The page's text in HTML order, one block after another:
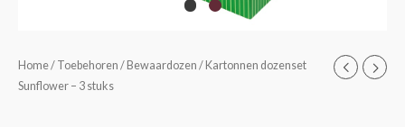
Home/ Toebehoren / Bewaardozen / Kartonnen dozenset
Sunflower – 3 stuks
Kartonnen
dozenset